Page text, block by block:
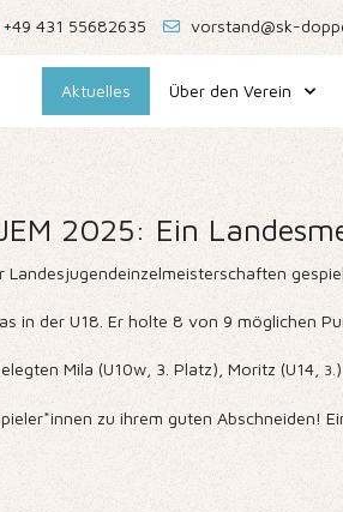
+49 431 55682635 vorstand@sk-
Aktuelles Über den Verein
2025: Ein
Landesjugendeinzelmeisterschaften
in der U18. Er holte 8 von 9 möglichen
Mila (U10w, 3. Platz), Moritz (U14, 3.
zu ihrem guten Abschneiden!